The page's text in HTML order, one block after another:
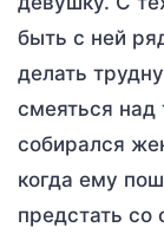
быть с ней
делать
смеяться
собирался
когда ему
предстать со